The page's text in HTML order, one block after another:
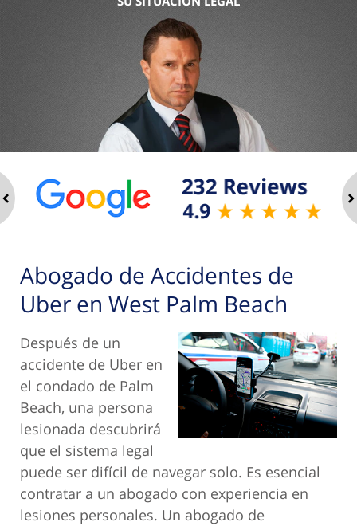
Abogado de Accidentes de
Uber en West Palm Beach
Después de un
accidente de Uber en
el condado de Palm
Beach, una persona
lesionada descubrirá
que el sistema legal
puede ser difícil de navegar solo. Es esencial
contratar a un abogado con experiencia en
lesiones personales. Un abogado de